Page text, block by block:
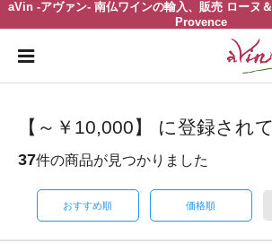
aVin -アヴァン- 南仏ワインの輸入、販売 ローヌ
Provence
【～￥10,000】 に登録され
37件の商品が見つかりました
おすすめ順 価格順